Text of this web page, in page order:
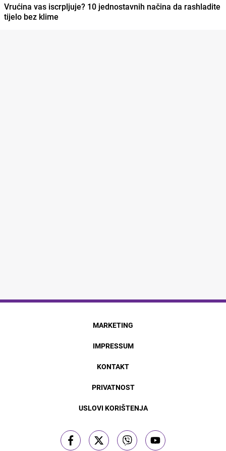
Vrućina vas iscrpljuje? 10 jednostavnih načina da rashladite
tijelo bez klime
MARKETING
IMPRESSUM
KONTAKT
PRIVATNOST
USLOVI KORIŠTENJA